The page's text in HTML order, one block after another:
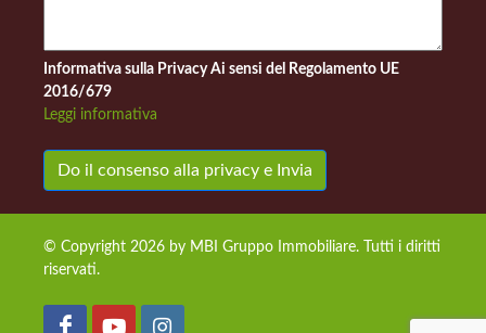
Informativa sulla Privacy Ai sensi del Regolamento UE
2016/679
Leggi informativa
Do il consenso alla privacy e Invia
© Copyright 2026 by MBI Gruppo Immobiliare. Tutti i diritti
riservati.